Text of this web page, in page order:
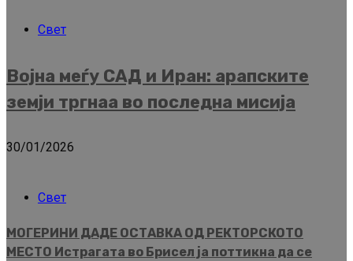
Свет
Војна меѓу САД и Иран: арапските
земји тргнаа во последна мисија
30/01/2026
Свет
МОГЕРИНИ ДАДЕ ОСТАВКА ОД РЕКТОРСКОТО
МЕСТО Истрагата во Брисел ја поттикна да се